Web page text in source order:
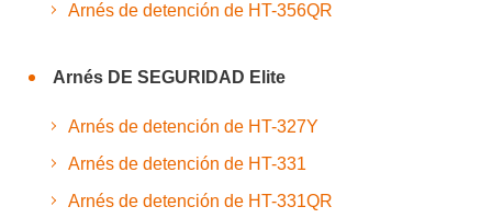
Arnés de detención de HT-356QR
Arnés DE SEGURIDAD Elite
Arnés de detención de HT-327Y
Arnés de detención de HT-331
Arnés de detención de HT-331QR